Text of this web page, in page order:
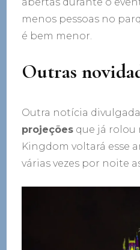
menos pessoas no
é bem menor.
Outras
Outra notícia
projeções que já rolou
Kingdom voltará esse
várias vezes por noite